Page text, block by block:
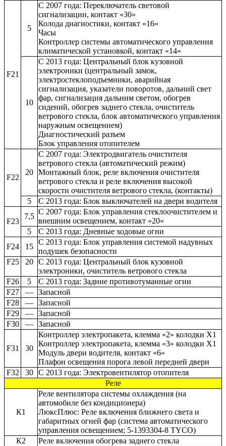
F21
5
С 2007 года: Переключатель световой
сигнализации, контакт «30»
Колода диагностики, контакт «16»
Часы
Контроллер системы автоматического управления
климатической установкой, контакт «14»
10
С 2013 года: Центральный блок кузовной
электроники (центральный замок,
электростеклоподъемники, аварийная
сигнализация, указатели поворотов, дальний свет
фар, сигнализация дальним светом, обогрев
сидений, обогрев заднего стекла, очиститель
ветрового стекла, блок автоматического управления
наружным освещением)
Диагностический разъем
Блок управления отопителем
F22
20
С 2007 года: Электродвигатель очистителя
ветрового стекла (автоматический режим)
Монтажный блок, реле включения очистителя
ветрового стекла и реле включения высокой
скорости очистителя ветрового стекла, (контакты)
5
С 2013 года: Блок выключателей на двери водителя
F23
7,5
С 2007 года: Блок управления стеклоочистителем и
внешним освещением, контакт «20»
5
С 2013 года: Дневные ходовые огни
F24
15
С 2013 года: Блок управления системой надувных
подушек безопасности
F25
20 С 2013 года: Центральный блок кузовной
электроники, очиститель ветрового стекла
F26
5
С 2013 года: Задние противотуманные огни
F27
— Запасной
F28
— Запасной
F29
— Запасной
F30
— Запасной
F31 30
Контроллер электропакета, клемма «2» колодки X1
Контроллер электропакета, клемма «3» колодки X1
Модуль двери водителя, контакт «6»
Плафон освещения порога левой передней двери
F32
30 С 2013 года: Электровентилятор отопителя
Реле
К1
Реле вентилятора системы охлаждения (на
автомобиле без кондиционера)
ЛюксПлюс: Реле включения ближнего света и
габаритных огней фар (система автоматического
управления освещением; 5-1393304-8 TYCO)
К2
Реле включения обогрева заднего стекла